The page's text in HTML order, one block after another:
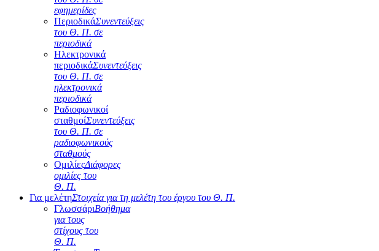
εφημερίδες
ΠεριοδικάΣυνεντεύξεις
του Θ. Π. σε
περιοδικά
Ηλεκτρονικά
περιοδικάΣυνεντεύξεις
του Θ. Π. σε
ηλεκτρονικά
περιοδικά
Ραδιοφωνικοί
σταθμοίΣυνεντεύξεις
του Θ. Π. σε
ραδιοφωνικούς
σταθμούς
ΟμιλίεςΔιάφορες
ομιλίες του
Θ. Π.
Για μελέτηΣτοιχεία για τη μελέτη του έργου του Θ. Π.
ΓλωσσάριΒοήθημα
για τους
στίχους του
Θ. Π.